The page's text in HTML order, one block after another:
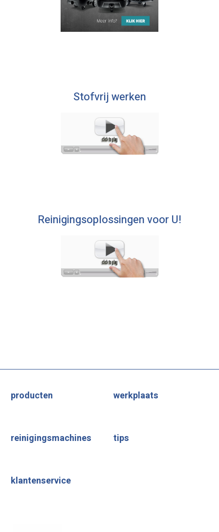
Stofvrij werken
Reinigingsoplossingen voor U!
producten werkplaats
reinigingsmachines tips
klantenservice